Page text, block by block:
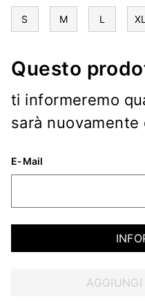
S M L XL
Questo
ti informeremo
sarà
E-Mail